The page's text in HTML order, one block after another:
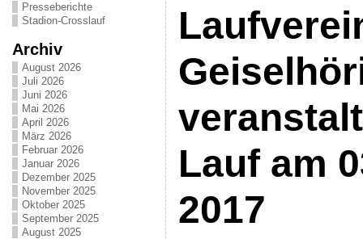
Presseberichte
Stadion-Crosslauf
Archiv
August 2026
Juli 2026
Juni 2026
Mai 2026
April 2026
März 2026
Februar 2026
Januar 2026
Dezember 2025
November 2025
Oktober 2025
September 2025
August 2025
Lauf am
2017